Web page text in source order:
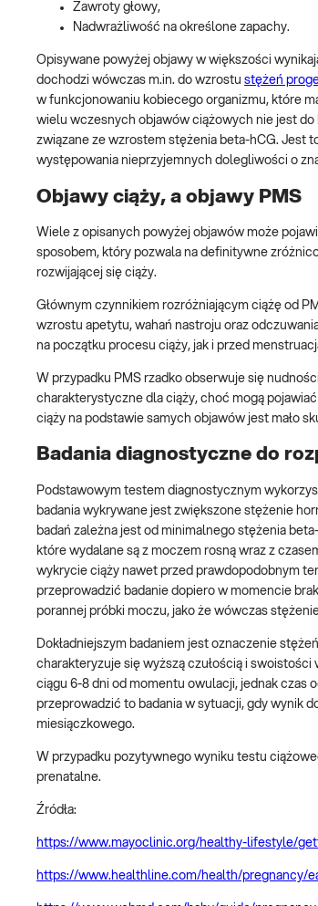
Zawroty głowy,
Nadwrażliwość na określone zapachy.
Opisywane powyżej objawy w większości
dochodzi wówczas m.in. do wzrostu stężeń
w funkcjonowaniu kobiecego organizmu, które
wielu wczesnych objawów ciążowych nie jest do
związane ze wzrostem stężenia beta-hCG. Jest
występowania nieprzyjemnych dolegliwości o
Objawy ciąży, a objawy PMS
Wiele z opisanych powyżej objawów może
sposobem, który pozwala na definitywne
rozwijającej się ciąży.
Głównym czynnikiem rozróżniającym ciążę od
wzrostu apetytu, wahań nastroju oraz
na początku procesu ciąży, jak i przed
W przypadku PMS rzadko obserwuje się
charakterystyczne dla ciąży, choć mogą
ciąży na podstawie samych objawów jest mało
Badania diagnostyczne do
Podstawowym testem diagnostycznym
badania wykrywane jest zwiększone stężenie
badań zależna jest od minimalnego stężenia
które wydalane są z moczem rosną wraz z
wykrycie ciąży nawet przed prawdopodobnym
przeprowadzić badanie dopiero w momencie
porannej próbki moczu, jako że wówczas
Dokładniejszym badaniem jest oznaczenie
charakteryzuje się wyższą czułością i
ciągu 6-8 dni od momentu owulacji, jednak czas
przeprowadzić to badania w sytuacji, gdy wynik
miesiączkowego.
W przypadku pozytywnego wyniku testu
prenatalne.
Źródła:
https://www.mayoclinic.org/healthy-lifestyle/
https://www.healthline.com/health/pregnancy/